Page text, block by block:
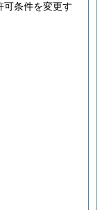
可条件を変更す